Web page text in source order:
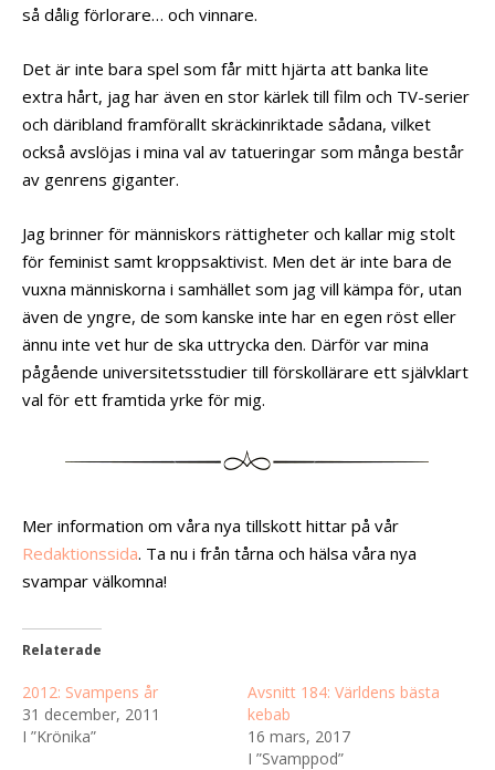
så dålig förlorare… och vinnare.
Det är inte bara spel som får mitt hjärta att banka lite
extra hårt, jag har även en stor kärlek till film och TV-serier
och däribland framförallt skräckinriktade sådana, vilket
också avslöjas i mina val av tatueringar som många består
av genrens giganter.
Jag brinner för människors rättigheter och kallar mig stolt
för feminist samt kroppsaktivist. Men det är inte bara de
vuxna människorna i samhället som jag vill kämpa för, utan
även de yngre, de som kanske inte har en egen röst eller
ännu inte vet hur de ska uttrycka den. Därför var mina
pågående universitetsstudier till förskollärare ett självklart
val för ett framtida yrke för mig.
Mer information om våra nya tillskott hittar på vår
Redaktionssida. Ta nu i från tårna och hälsa våra nya
svampar välkomna!
Relaterade
2012: Svampens år
31 december, 2011
I ”Krönika”
Avsnitt 184: Världens bästa
kebab
16 mars, 2017
I ”Svamppod”